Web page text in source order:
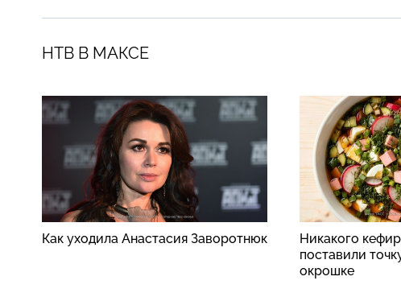
НТВ В МАКСЕ
Как уходила Анастасия Заворотнюк
Никакого
поставили
окрошке